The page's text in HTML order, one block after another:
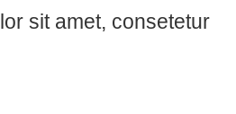
sit amet, consetetur